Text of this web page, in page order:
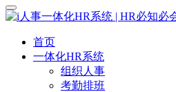
首页
一体化HR系统
组织人事
考勤排班